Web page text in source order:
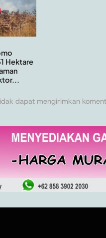
Hektare
dapat mengirimkan